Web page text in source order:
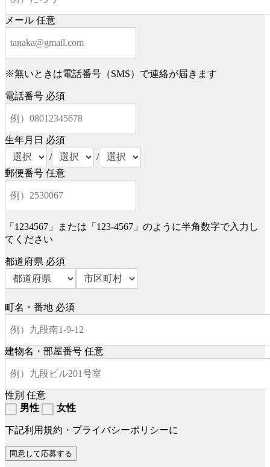
メール 任意
※無いときは電話番号（SMS）で連絡が届きます
電話番号 必須
生年月日 必須
/
/
郵便番号 任意
「1234567」または「123-4567」のように半角数字で入力し
てください
都道府県 必須
町名・番地 必須
建物名・部屋番号 任意
性別 任意
男性
女性
下記利用規約・プライバシーポリシーに